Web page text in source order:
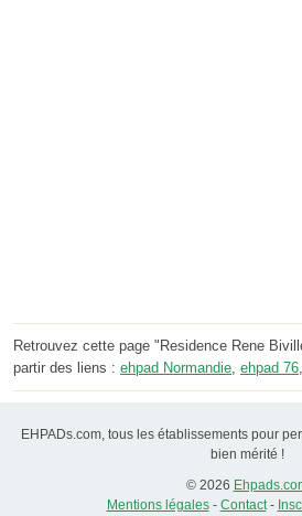
Retrouvez cette page "Residence Rene
partir des liens : ehpad Normandie, ehpad 76,
EHPADs.com, tous les établissements pour
bien mérité !
© 2026
Mentions légales- Contact-